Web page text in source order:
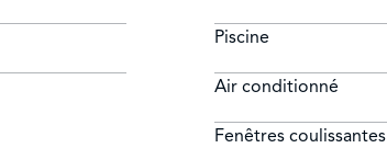
Piscine
Air conditionné
Fenêtres coulissantes